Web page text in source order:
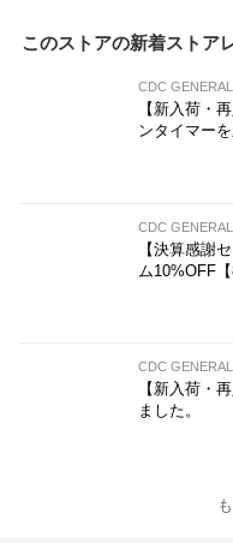
このストアの新着ストア
CDC
【新入荷・
ンタイマー
CDC
【決算感謝
ム10%OFF
CDC
【新入荷・
ました。